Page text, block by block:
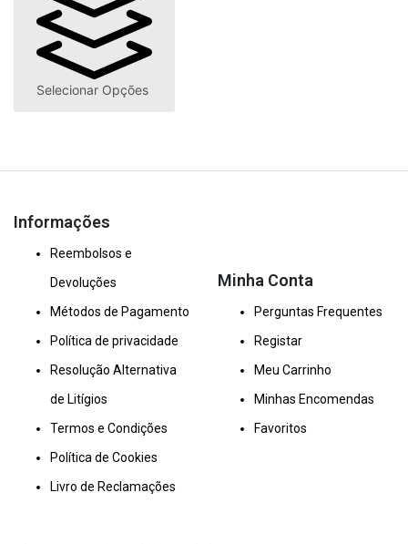
Selecionar Opções
Informações
Reembolsos e
Devoluções
Métodos de Pagamento
Política de privacidade
Resolução Alternativa
de Litígios
Termos e Condições
Política de Cookies
Livro de Reclamações
Minha Conta
Perguntas Frequentes
Registar
Meu Carrinho
Minhas Encomendas
Favoritos